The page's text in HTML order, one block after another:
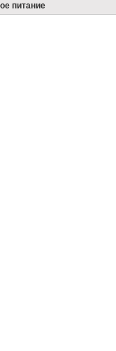
питание